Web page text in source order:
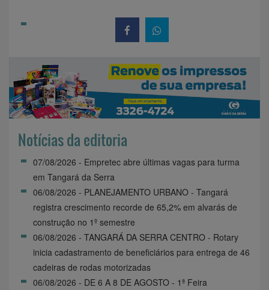
Notícias da editoria
07/08/2026 - Empretec abre últimas vagas para turma
em Tangará da Serra
06/08/2026 - PLANEJAMENTO URBANO - Tangará
registra crescimento recorde de 65,2% em alvarás de
construção no 1º semestre
06/08/2026 - TANGARÁ DA SERRA CENTRO - Rotary
inicia cadastramento de beneficiários para entrega de 46
cadeiras de rodas motorizadas
06/08/2026 - DE 6 A 8 DE AGOSTO - 1ª Feira